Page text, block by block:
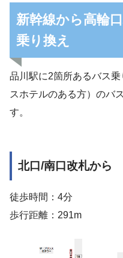
新幹線から高輪
乗り換え
品川駅に2箇所あるバス
スホテルのある方）のバ
す。
北口/南口改札から
徒歩時間：4分
歩行距離：291m